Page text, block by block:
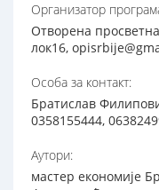
Организатор
Отворена
лок16,
Особа за контакт:
Братислав
0358155444,
Аутори:
мастер економије